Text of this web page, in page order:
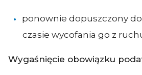
ponownie dopuszczony
czasie wycofania go z
Wygaśnięcie obowiązku